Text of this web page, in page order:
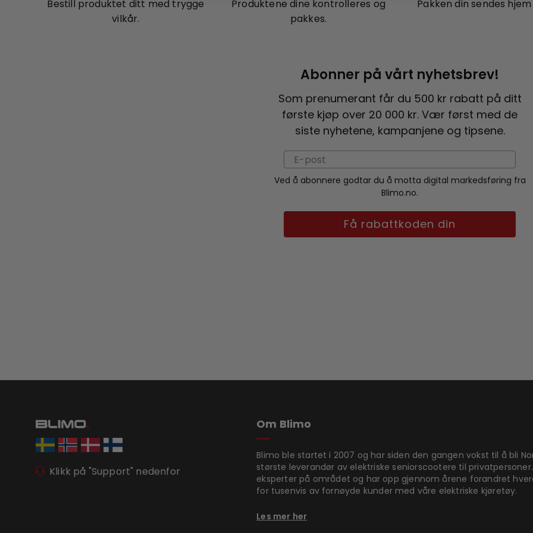
Bestill produktet ditt med trygge
vilkår.
Produktene dine kontrolleres og
pakkes.
Pakken din sendes
Abonner på vårt nyhetsbrev!
Som prenumerant får du 500 kr rabatt på ditt
første kjøp over 20 000 kr. Vær først med de
siste nyhetene, kampanjene og tipsene.
Ved å abonnere godtar du å motta digital markedsføring fra
Blimo.no.
Få rabattkoden din
Klikk på "Support" nedenfor
Om Blimo
Blimo ble startet i 2007 og har siden den gangen vokst til å bli
største leverandør av elektriske seniorscootere til
eksperter på området og har opp gjennom årene forandret
for tusenvis av fornøyde kunder med våre elektriske kjøretøy.
Les mer her